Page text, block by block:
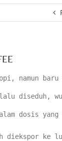
namun
diseduh,
dosis
diekspor ke